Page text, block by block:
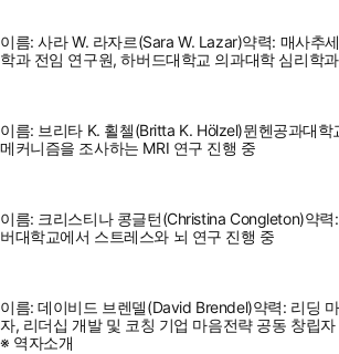
이름: 사라 W. 라자르(Sara W. Lazar)약력: 매사추
학과 전임 연구원, 하버드대학교 의과대학 심리학
이름: 브리타 K. 횔첼(Britta K. Hölzel)뮌헨공과대
메커니즘을 조사하는 MRI 연구 진행 중
이름: 크리스티나 콩글턴(Christina Congleton)약
버대학교에서 스트레스와 뇌 연구 진행 중
이름: 데이비드 브렌델(David Brendel)약력: 리딩
자, 리더십 개발 및 코칭 기업 마음전략 공동 창립자
※ 역자소개